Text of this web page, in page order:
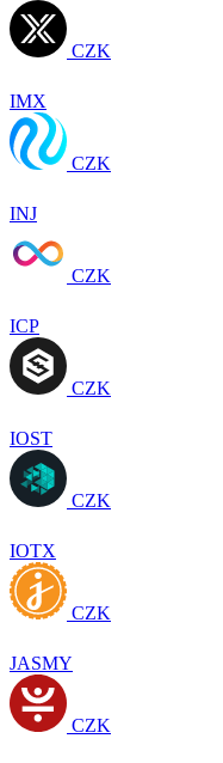
CZK
IMX
CZK
INJ
CZK
ICP
CZK
IOST
CZK
IOTX
CZK
JASMY
CZK